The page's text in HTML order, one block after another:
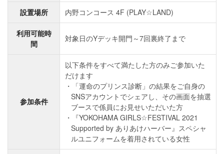
設置場所 内野コンコース 4F (PLAY☆LAND)
利用可能時
間
対象日のYデッキ開門～7回裏終了まで
参加条件
以下条件をすべて満たした方のみご参加いた
だけます
「運命のプリンス診断」の結果をご自身の
SNSアカウントでシェアし、その画面を抽選
ブースで係員にお見せいただいた方
『YOKOHAMA GIRLS☆FESTIVAL 2021
Supported by ありあけハーバー』スペシャ
ルユニフォームを着用されている女性